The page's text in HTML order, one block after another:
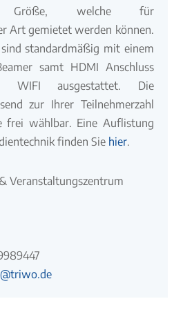
Größe, welche für
Art gemietet werden können.
standardmäßig mit einem
samt HDMI Anschluss
WIFI ausgestattet. Die
zur Ihrer Teilnehmerzahl
frei wählbar. Eine Auflistung
finden Sie hier.
Veranstaltungszentrum